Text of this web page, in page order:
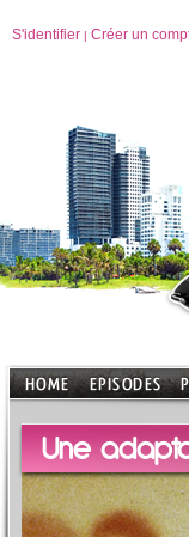
S'identifier | Créer un
Une